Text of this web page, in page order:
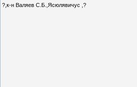
?,к-н Валяев С.Б.,Ясюлявичус ,?